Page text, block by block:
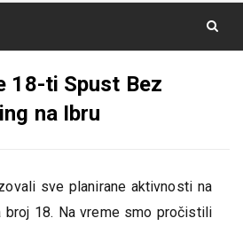
18-ti Spust Bez
na Ibru
sve planirane aktivnosti na
broj 18. Na vreme smo pročistili